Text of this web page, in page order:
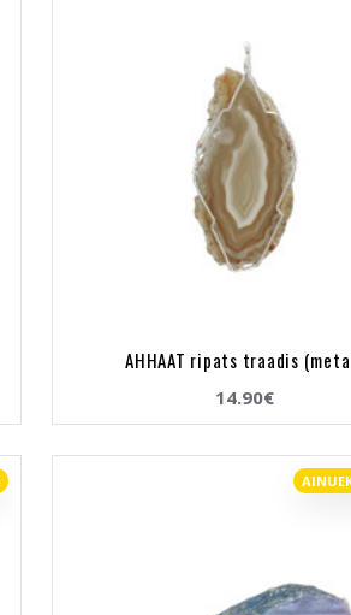
AHHAAT ripats traadis
14.90€